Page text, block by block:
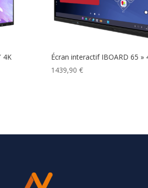
4K
Écran interactif IBOARD 65 »
1439,90 €